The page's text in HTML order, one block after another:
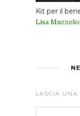
Kit per il
Lisa
LASCIA UNA